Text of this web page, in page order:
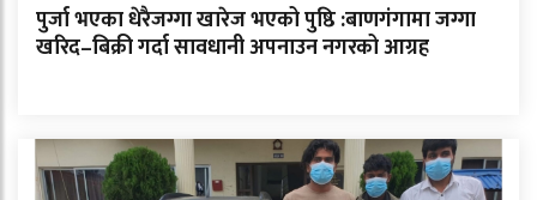
पुर्जा भएका धेरैजग्गा खारेज भएको पुष्ठि :बाणगंगामा जग्गा
खरिद–बिक्री गर्दा सावधानी अपनाउन नगरको आग्रह